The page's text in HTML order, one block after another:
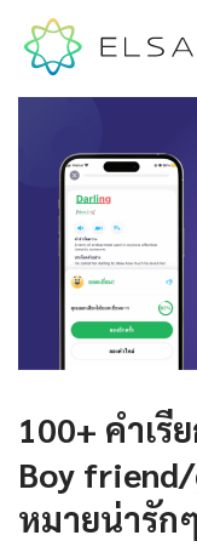
100+ คำเ
Boy
หมายน่ารักๆ